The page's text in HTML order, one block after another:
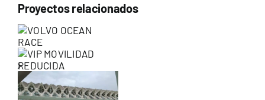
Proyectos relacionados